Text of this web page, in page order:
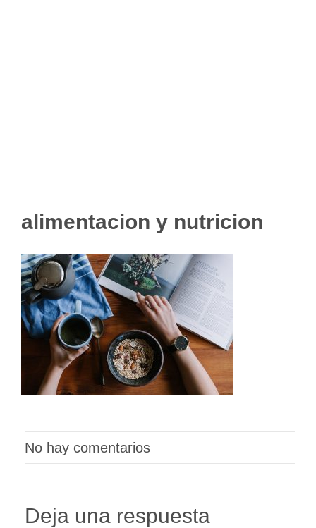
alimentacion y nutricion
No hay comentarios
Deja una respuesta